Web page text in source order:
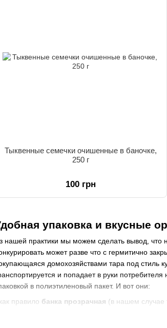
упаковка и вкусные
нашей практики мы можем сделать вывод, что
может разве что с гермитично
домохозяйствами тара под стиль
и попадает в руки
в полиэтиленовый пакет. И вот они:
правило банка прозрачная (в нашем случае
Тыквенные семечки очишенные в баночке,
250 г
100 грн